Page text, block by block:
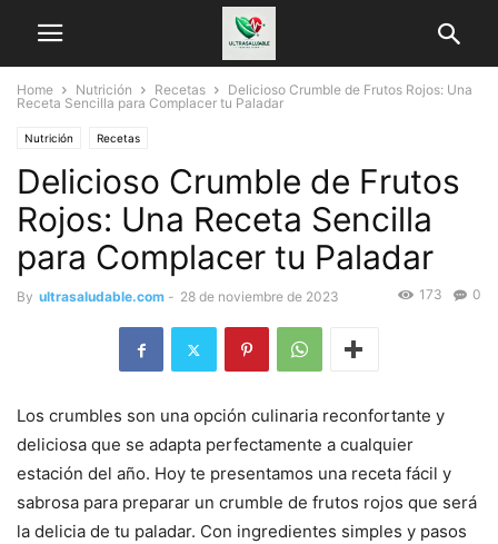
Home Nutrición Recetas
Delicioso Crumble de Frutos Rojos: Una
Receta Sencilla para Complacer tu Paladar
Nutrición Recetas
Delicioso Crumble de Frutos
Rojos: Una Receta Sencilla
para Complacer tu Paladar
By ultrasaludable.com - 28 de noviembre de 2023 0
173
Los crumbles son una opción culinaria reconfortante y
deliciosa que se adapta perfectamente a cualquier
estación del año. Hoy te presentamos una receta fácil y
sabrosa para preparar un crumble de frutos rojos que será
la delicia de tu paladar. Con ingredientes simples y pasos